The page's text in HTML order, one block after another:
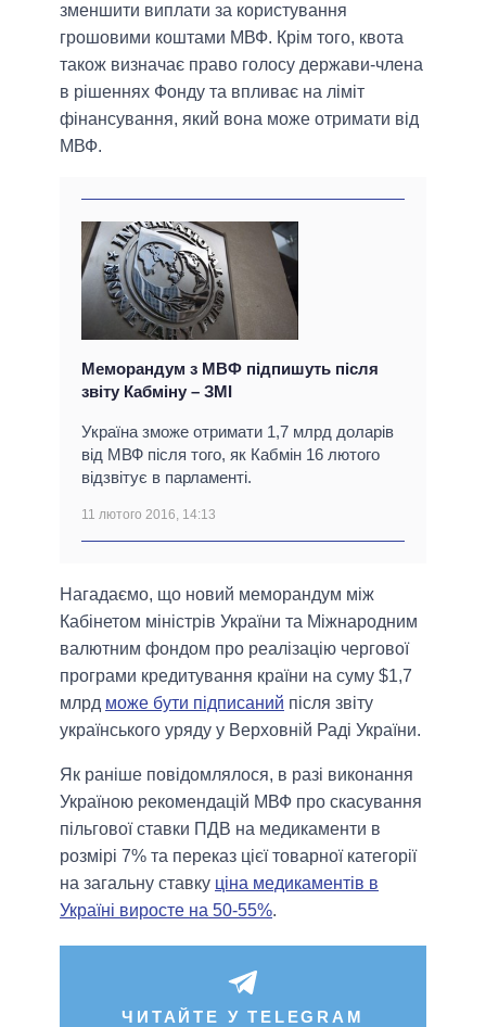
зменшити виплати за користування
грошовими коштами МВФ. Крім того, квота
також визначає право голосу держави-члена
в рішеннях Фонду та впливає на ліміт
фінансування, який вона може отримати від
МВФ.
Меморандум з МВФ підпишуть після
звіту Кабміну – ЗМІ
Україна зможе отримати 1,7 млрд доларів
від МВФ після того, як Кабмін 16 лютого
відзвітує в парламенті.
11 лютого 2016, 14:13
Нагадаємо, що новий меморандум між
Кабінетом міністрів України та Міжнародним
валютним фондом про реалізацію чергової
програми кредитування країни на суму $1,7
млрд може бути підписаний після звіту
українського уряду у Верховній Раді України.
Як раніше повідомлялося, в разі виконання
Україною рекомендацій МВФ про скасування
пільгової ставки ПДВ на медикаменти в
розмірі 7% та переказ цієї товарної категорії
на загальну ставку ціна медикаментів в
Україні виросте на 50-55%.
ЧИТАЙТЕ У TELEGRAM